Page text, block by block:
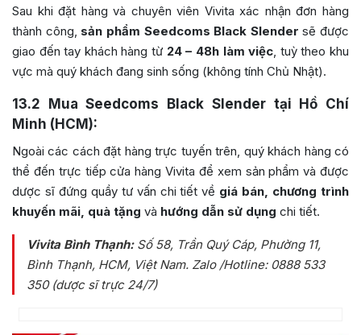
Sau khi đặt hàng và chuyên viên Vivita xác nhận đơn hàng
thành công, sản phẩm Seedcoms Black Slender sẽ được
giao đến tay khách hàng từ 24 – 48h làm việc, tuỳ theo khu
vực mà quý khách đang sinh sống (không tính Chủ Nhật).
13.2
Mua Seedcoms Black Slender tại Hồ Chí
Minh (HCM):
Ngoài các cách đặt hàng trực tuyến trên, quý khách hàng có
thể đến trực tiếp cửa hàng Vivita để xem sản phẩm và được
dược sĩ đứng quầy tư vấn chi tiết về giá bán, chương trình
khuyến mãi, quà tặng và hướng dẫn sử dụng chi tiết.
Vivita Bình Thạnh:Số 58, Trần Quý Cáp, Phường 11,
Bình Thạnh, HCM, Việt Nam. Zalo /Hotline: 0888 533
350 (dược sĩ trực 24/7)